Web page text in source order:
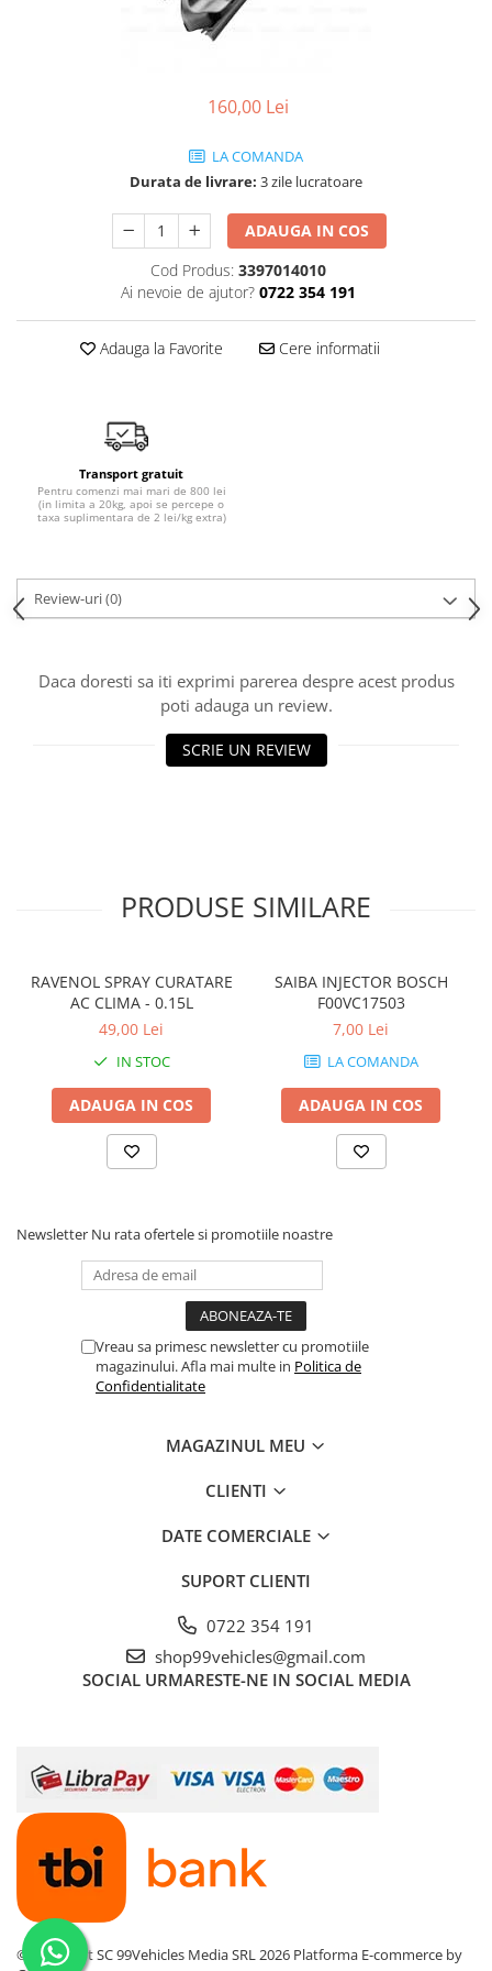
160,00 Lei
LA COMANDA
Durata de livrare: 3 zile lucratoare
ADAUGA IN COS
Cod Produs: 3397014010
Ai nevoie de ajutor? 0722 354 191
Adauga la Favorite Cere informatii
Transport gratuit
Pentru comenzi mai mari de 800 lei
(in limita a 20kg, apoi se percepe o
taxa suplimentara de 2 lei/kg extra)
Review-uri(0)
Daca doresti sa iti exprimi parerea despre acest produs
poti adauga un review.
SCRIE UN REVIEW
PRODUSE SIMILARE
RAVENOL SPRAY CURATARE
AC CLIMA - 0.15L
49,00 Lei
IN STOC
ADAUGA IN COS
SAIBA INJECTOR BOSCH
F00VC17503
7,00 Lei
LA COMANDA
ADAUGA IN COS
Newsletter Nu rata ofertele si promotiile noastre
Vreau sa primesc newsletter cu promotiile
magazinului. Afla mai multe in Politica de
Confidentialitate
MAGAZINUL MEU
CLIENTI
DATE COMERCIALE
SUPORT CLIENTI
0722 354 191
shop99vehicles@gmail.com
SOCIAL URMARESTE-NE IN SOCIAL MEDIA
©Copyright SC 99Vehicles Media SRL 2026 Platforma E-commerce by